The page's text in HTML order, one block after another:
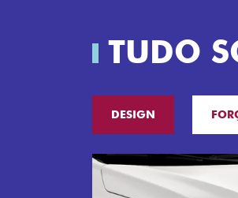
TUDO
DESIGN